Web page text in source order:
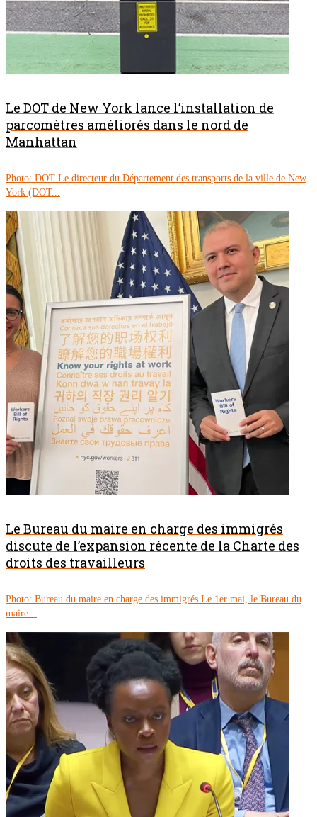
Le DOT de New York lance l’installation de
parcomètres améliorés dans le nord de
Manhattan
Photo: DOT Le directeur du Département des transports de la ville de New
York (DOT...
Le Bureau du maire en charge des immigrés
discute de l’expansion récente de la Charte des
droits des travailleurs
Photo: Bureau du maire en charge des immigrés Le 1er mai, le Bureau du
maire...